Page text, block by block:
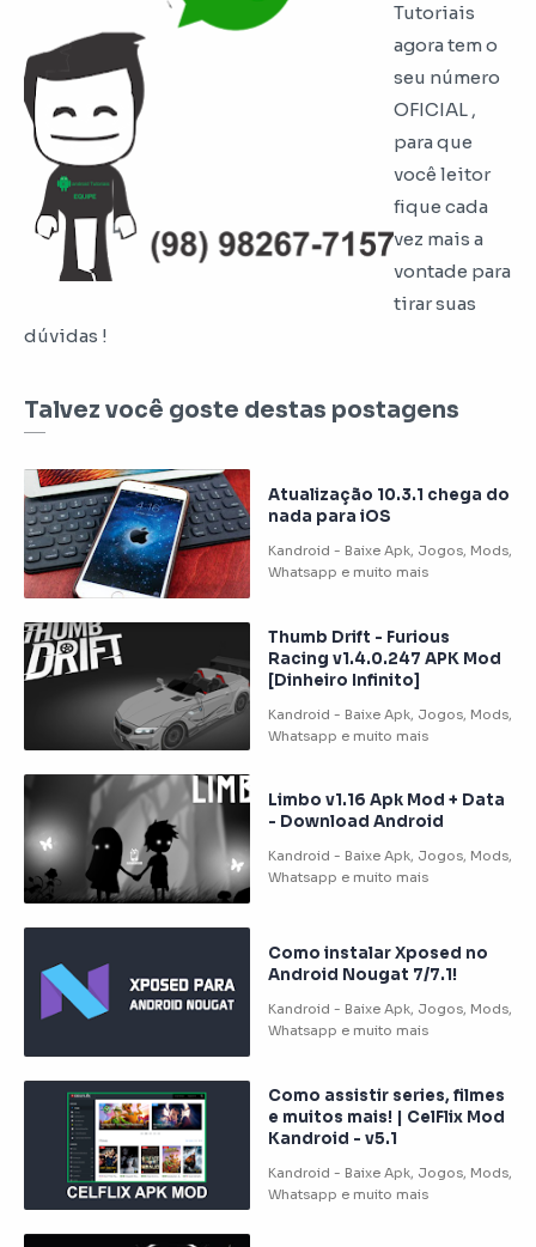
Tutoriais
agora tem o
seu número
OFICIAL ,
para que
você leitor
fique cada
vez mais a
vontade para
tirar suas
dúvidas !
Talvez você goste destas postagens
Atualização 10.3.1 chega do
nada para iOS
Thumb Drift - Furious
Racing v1.4.0.247 APK Mod
[Dinheiro Infinito]
Limbo v1.16 Apk Mod + Data
- Download Android
Como instalar Xposed no
Android Nougat 7/7.1!
Como assistir series, filmes
e muitos mais! | CelFlix Mod
Kandroid - v5.1